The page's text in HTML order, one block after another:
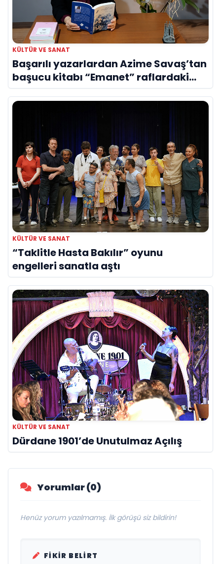
KÜLTÜR VE SANAT
Başarılı yazarlardan Azime Savaş’tan
başucu kitabı “Emanet” raflardaki
yerini aldı
KÜLTÜR VE SANAT
“Taklitle Hasta Bakılır” oyunu
engelleri sanatla aştı
KÜLTÜR VE SANAT
Dürdane 1901’de Unutulmaz Açılış
Yorumlar (0)
Henüz yorum yazılmamış. İlk görüşü siz bildirin!
FIKIR BELIRT